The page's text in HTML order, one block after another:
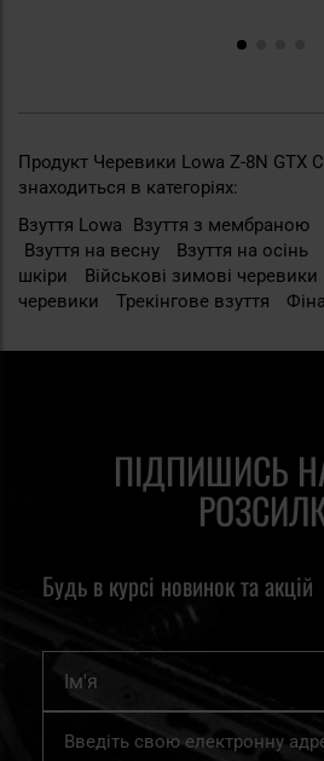
Продукт Черевики Lowa Z-8N GTX
знаходиться в категоріях:
Взуття Lowa
Взуття з мембраною
Взуття на весну
Взуття на осінь
шкіри
Військові зимові черевики
черевики
Трекінгове взуття
ПІДПИШИСЬ
Будь в курсі новинок та акцій
Підпишіться